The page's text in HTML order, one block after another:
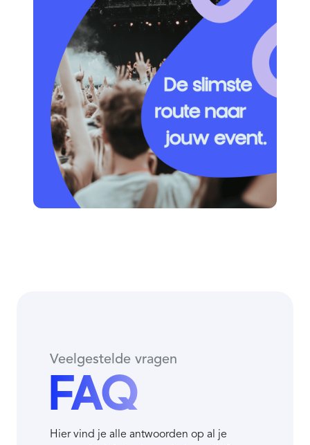
Veelgestelde vragen
FAQ
Hier vind je alle antwoorden op al je